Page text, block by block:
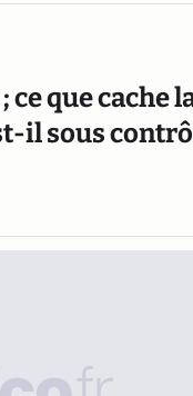
que cache
il sous